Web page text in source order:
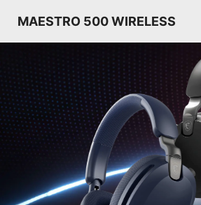
MAESTRO 500 WIRELESS